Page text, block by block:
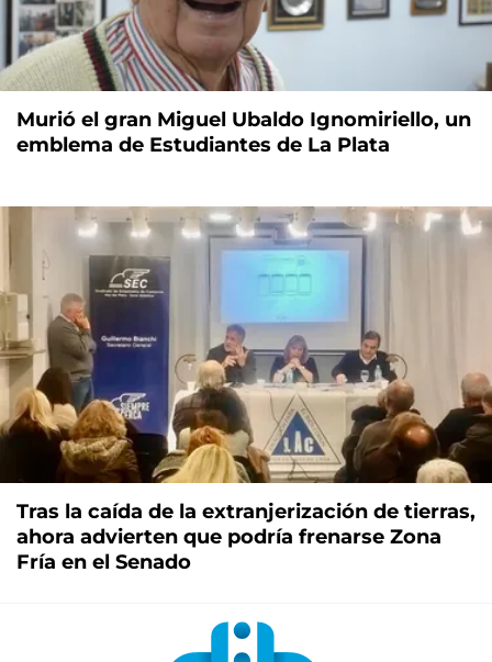
Murió el gran Miguel Ubaldo Ignomiriello, un
emblema de Estudiantes de La Plata
Tras la caída de la extranjerización de tierras,
ahora advierten que podría frenarse Zona
Fría en el Senado